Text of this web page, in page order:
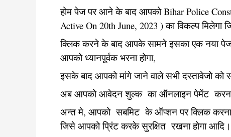
होम पेज पर आने के बाद आपको Bihar Police
Active On 20th June, 2023 ) का विकल्प मिलेगा
क्लिक करने के बाद आपके सामने इसका एक नया
आपको ध्यानपूर्वक भरना होगा,
इसके बाद आपको मांगे जाने वाले सभी दस्तावेजो
अब आपको आवेदन शुल्क का ऑनलाइन पेमेंट
अन्त मे, आपको सबमिट के ऑप्शन पर क्लिक करना
जिसे आपको प्रिंट करके सुरक्षित रखना होगा आदि।